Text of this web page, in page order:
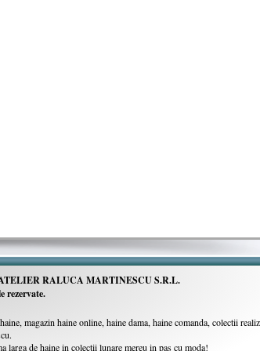
RALUCA MARTINESCU S.R.L.
rezervate.
magazin haine online, haine dama, haine comanda, colectii
larga de haine in colectii lunare mereu in pas cu moda!